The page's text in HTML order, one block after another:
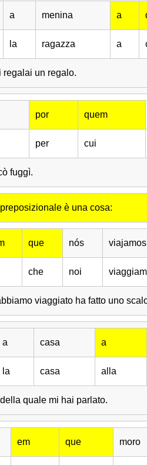
a menina a
la ragazza a
regalai un regalo.
por quem
per cui
fuggì.
è una cosa:
que nós viajamos
che noi
viaggiato ha fatto uno
a casa a
la casa alla
quale mi hai parlato.
em que moro